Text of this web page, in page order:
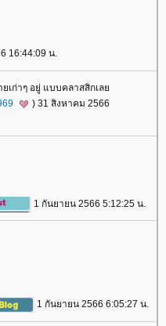
16:44:09 น.
เก่าๆ อยู่ แบบคลาสสิกเล
) 31 สิงหาคม 2566
1 กันยายน 2566 5:12:25 น.
1 กันยายน 2566 6:05:27 น.